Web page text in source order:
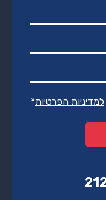
למדיניות הפרטיות*